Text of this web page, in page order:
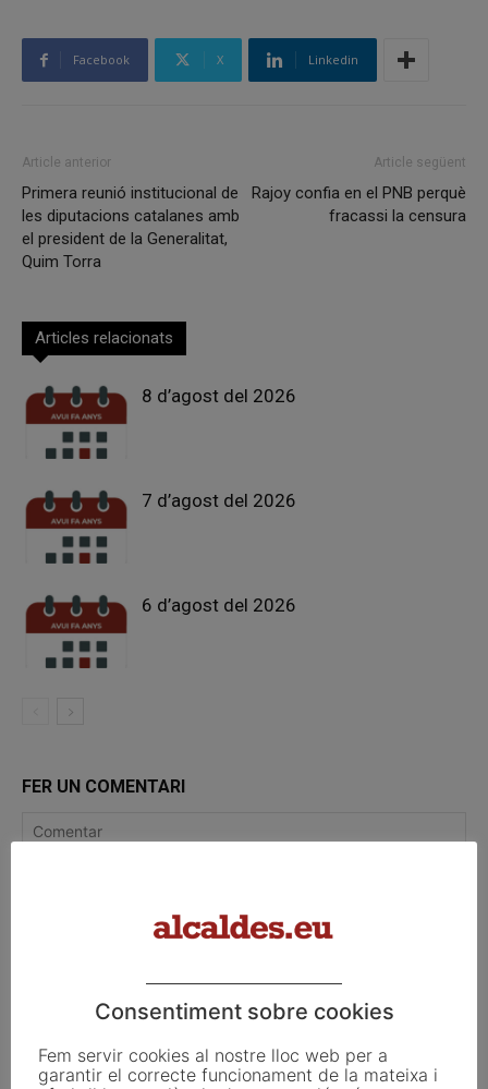
Facebook X Linkedin
Article anterior
Primera reunió institucional de
les diputacions catalanes amb
el president de la Generalitat,
Quim Torra
Article següent
Rajoy confia en el PNB perquè
fracassi la censura
Articles relacionats
8 d’agost del 2026
7 d’agost del 2026
6 d’agost del 2026
FER UN COMENTARI
Consentiment sobre cookies
Fem servir cookies al nostre lloc web per a
garantir el correcte funcionament de la mateixa i